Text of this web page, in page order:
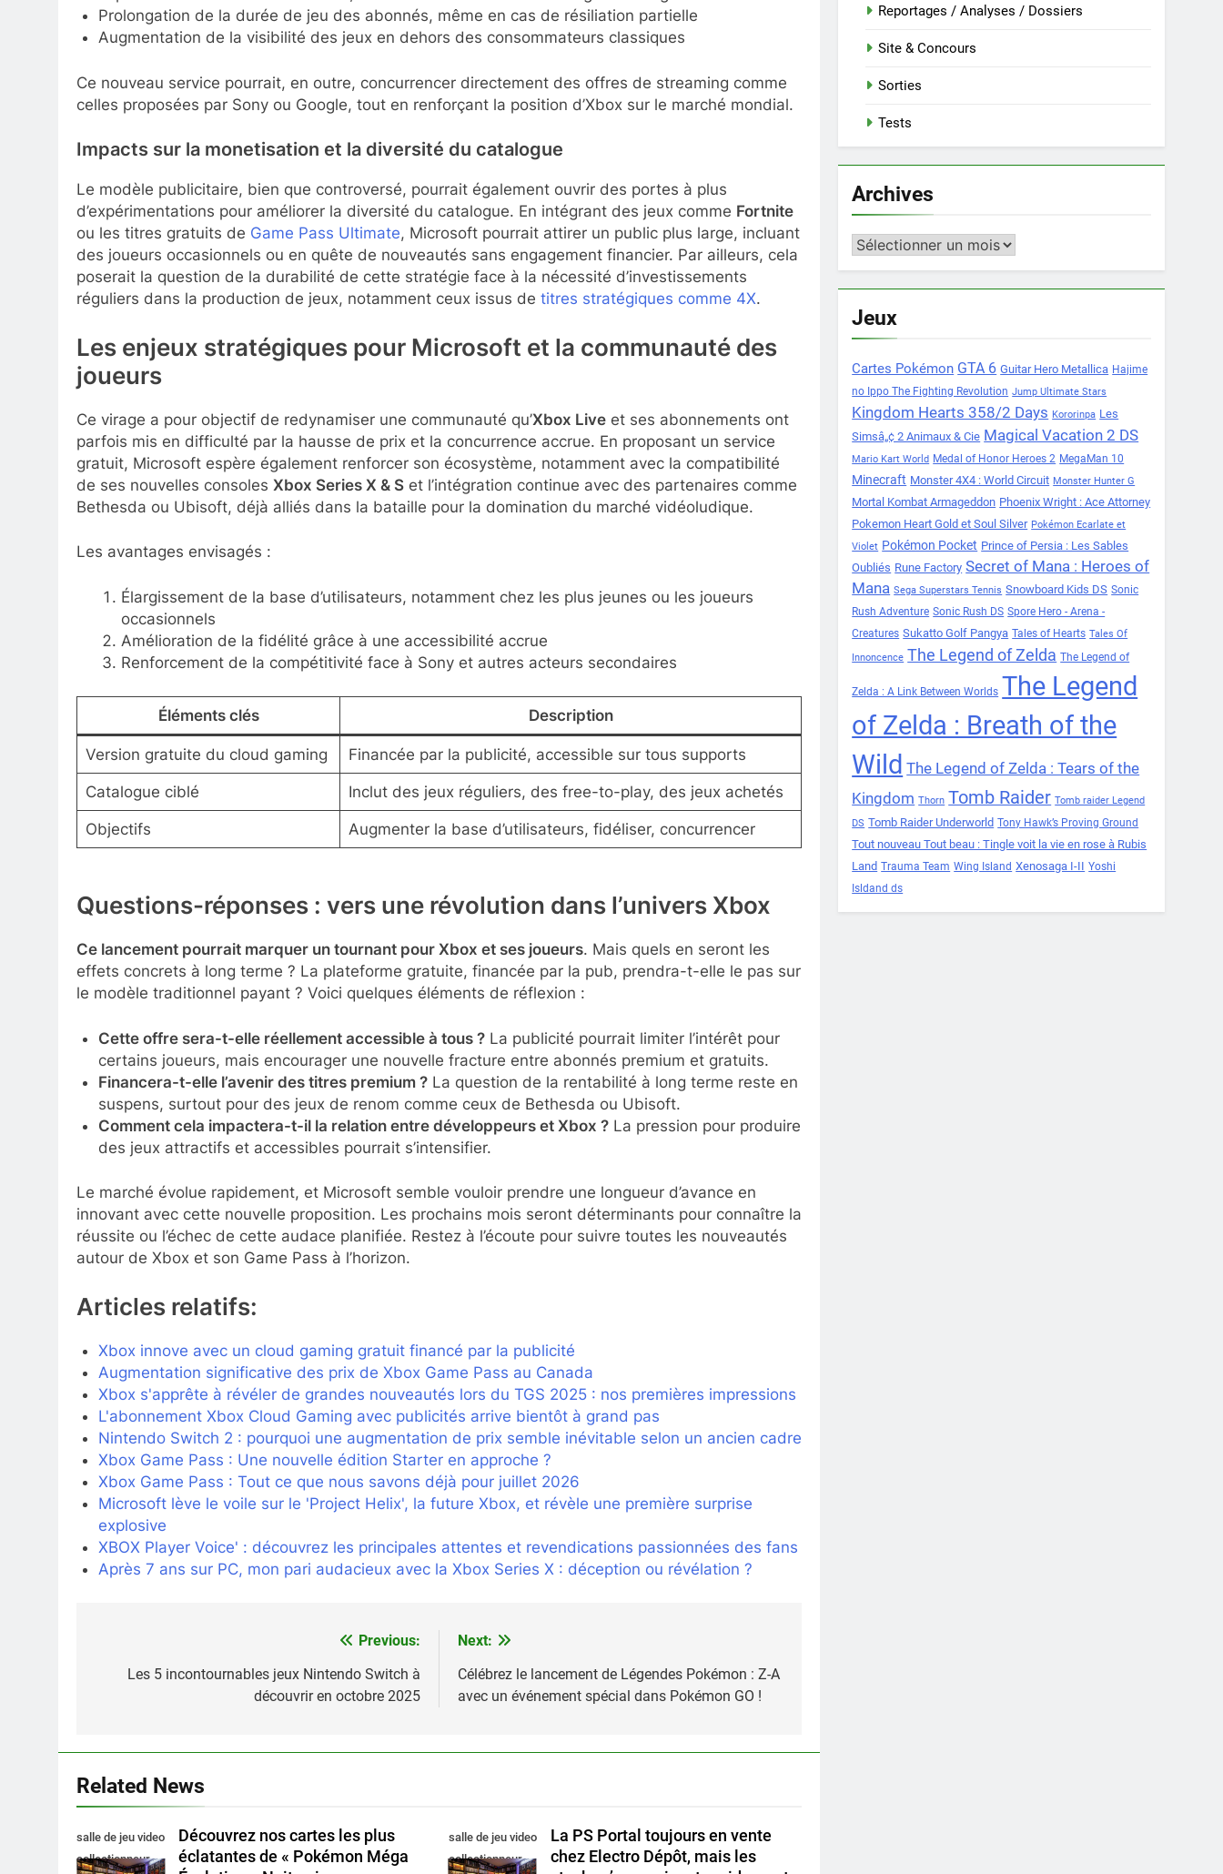
Prolongation de la durée de jeu des abonnés, même en cas de résiliation partielle
Augmentation de la visibilité des jeux en dehors des consommateurs classiques
Ce nouveau service pourrait, en outre, concurrencer directement des offres de streaming comme
celles proposées par Sony ou Google, tout en renforçant la position d’Xbox sur le marché mondial.
Impacts sur la monetisation et la diversité du catalogue
Le modèle publicitaire, bien que controversé, pourrait également ouvrir des portes à plus
d’expérimentations pour améliorer la diversité du catalogue. En intégrant des jeux comme Fortnite
ou les titres gratuits de Game Pass Ultimate, Microsoft pourrait attirer un public plus large, incluant
des joueurs occasionnels ou en quête de nouveautés sans engagement financier. Par ailleurs, cela
poserait la question de la durabilité de cette stratégie face à la nécessité d’investissements
réguliers dans la production de jeux, notamment ceux issus de titres stratégiques comme 4X.
Les enjeux stratégiques pour Microsoft et la communauté des
joueurs
Ce virage a pour objectif de redynamiser une communauté qu’Xbox Live et ses abonnements ont
parfois mis en difficulté par la hausse de prix et la concurrence accrue. En proposant un service
gratuit, Microsoft espère également renforcer son écosystème, notamment avec la compatibilité
de ses nouvelles consoles Xbox Series X & S et l’intégration continue avec des partenaires comme
Bethesda ou Ubisoft, déjà alliés dans la bataille pour la domination du marché vidéoludique.
Les avantages envisagés :
Élargissement de la base d’utilisateurs, notamment chez les plus jeunes ou les joueurs
occasionnels
Amélioration de la fidélité grâce à une accessibilité accrue
Renforcement de la compétitivité face à Sony et autres acteurs secondaires
Éléments clés Description
Version gratuite du cloud gaming Financée par la publicité, accessible sur tous supports
Catalogue ciblé Inclut des jeux réguliers, des free-to-play, des jeux achetés
Objectifs Augmenter la base d’utilisateurs, fidéliser, concurrencer
Questions-réponses : vers une révolution dans l’univers Xbox
Ce lancement pourrait marquer un tournant pour Xbox et ses joueurs. Mais quels en seront les
effets concrets à long terme ? La plateforme gratuite, financée par la pub, prendra-t-elle le pas sur
le modèle traditionnel payant ? Voici quelques éléments de réflexion :
Cette offre sera-t-elle réellement accessible à tous ?La publicité pourrait limiter l’intérêt pour
certains joueurs, mais encourager une nouvelle fracture entre abonnés premium et gratuits.
Financera-t-elle l’avenir des titres premium ?La question de la rentabilité à long terme reste en
suspens, surtout pour des jeux de renom comme ceux de Bethesda ou Ubisoft.
Comment cela impactera-t-il la relation entre développeurs et Xbox ?La pression pour produire
des jeux attractifs et accessibles pourrait s’intensifier.
Le marché évolue rapidement, et Microsoft semble vouloir prendre une longueur d’avance en
innovant avec cette nouvelle proposition. Les prochains mois seront déterminants pour connaître la
réussite ou l’échec de cette audace planifiée. Restez à l’écoute pour suivre toutes les nouveautés
autour de Xbox et son Game Pass à l’horizon.
Articles relatifs:
Xbox innove avec un cloud gaming gratuit financé par la publicité
Augmentation significative des prix de Xbox Game Pass au Canada
Xbox s'apprête à révéler de grandes nouveautés lors du TGS 2025 : nos premières impressions
L'abonnement Xbox Cloud Gaming avec publicités arrive bientôt à grand pas
Nintendo Switch 2 : pourquoi une augmentation de prix semble inévitable selon un ancien cadre
Xbox Game Pass : Une nouvelle édition Starter en approche ?
Xbox Game Pass : Tout ce que nous savons déjà pour juillet 2026
Microsoft lève le voile sur le 'Project Helix', la future Xbox, et révèle une première surprise
explosive
XBOX Player Voice' : découvrez les principales attentes et revendications passionnées des fans
Après 7 ans sur PC, mon pari audacieux avec la Xbox Series X : déception ou révélation ?
Previous:
Les 5 incontournables jeux Nintendo Switch à
découvrir en octobre 2025
Next:
Célébrez le lancement de Légendes Pokémon : Z-A
avec un événement spécial dans Pokémon GO !
Related News
salle de jeu video
collectionneur
Découvrez nos cartes les plus
éclatantes de « Pokémon Méga
salle de jeu video
collectionneur
La PS Portal toujours en vente
chez Electro Dépôt, mais les
Reportages / Analyses / Dossiers
Site & Concours
Sorties
Tests
Archives
Archives
Jeux
Cartes Pokémon GTA 6 Guitar Hero Metallica Hajime
no Ippo The Fighting Revolution Jump Ultimate Stars
Kingdom Hearts 358/2 Days Kororinpa Les
Simsâ„¢ 2 Animaux & Cie Magical Vacation 2 DS
Mario Kart World Medal of Honor Heroes 2 MegaMan 10
Minecraft Monster 4X4 : World Circuit Monster Hunter G
Mortal Kombat Armageddon Phoenix Wright : Ace Attorney
Pokemon Heart Gold et Soul Silver Pokémon Ecarlate et
Violet Pokémon Pocket Prince of Persia : Les Sables
Oubliés Rune Factory Secret of Mana : Heroes of
Mana Sega Superstars Tennis Snowboard Kids DS Sonic
Rush Adventure Sonic Rush DS Spore Hero - Arena -
Creatures Sukatto Golf Pangya Tales of Hearts Tales Of
Innoncence The Legend of Zelda The Legend of
Zelda : A Link Between Worlds The Legend
of Zelda : Breath of the
Wild The Legend of Zelda : Tears of the
Kingdom Thorn Tomb Raider Tomb raider Legend
DS Tomb Raider Underworld Tony Hawk’s Proving Ground
Tout nouveau Tout beau : Tingle voit la vie en rose à Rubis
Land Trauma Team Wing Island Xenosaga I-II Yoshi
Isldand ds